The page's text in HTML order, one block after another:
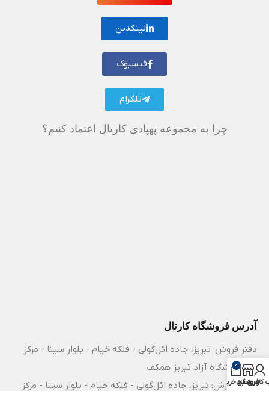
لینکدین
فیسبوک
تلگرام
چرا به مجموعه پهپادی کارتال اعتماد کنیم؟
آدرس فروشگاه کارتال
دفتر فروش: تبریز، جاده ائل‌گولی - فلکه خیام - بلوار سینا - مرکز
رشد دانشگاه آزاد تبریز همکف
مرکز آموزش: تبریز، جاده ائل‌گولی - فلکه خیام - بلوار سینا - مرکز
کاربری من
فروشگاه
0
سبد خرید